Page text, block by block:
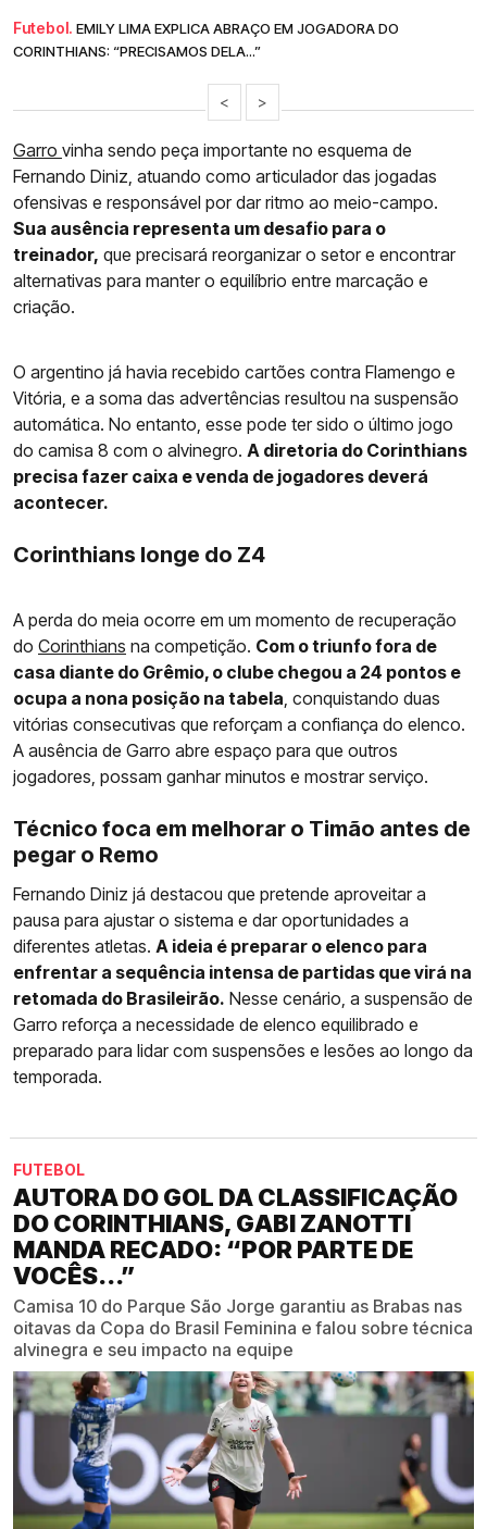
Futebol. EMILY LIMA EXPLICA ABRAÇO EM JOGADORA DO
CORINTHIANS: “PRECISAMOS DELA...”
< >
Garro vinha sendo peça importante no esquema de
Fernando Diniz, atuando como articulador das jogadas
ofensivas e responsável por dar ritmo ao meio-campo.
Sua ausência representa um desafio para o
treinador, que precisará reorganizar o setor e encontrar
alternativas para manter o equilíbrio entre marcação e
criação.
O argentino já havia recebido cartões contra Flamengo e
Vitória, e a soma das advertências resultou na suspensão
automática. No entanto, esse pode ter sido o último jogo
do camisa 8 com o alvinegro. A diretoria do Corinthians
precisa fazer caixa e venda de jogadores deverá
acontecer.
Corinthians longe do Z4
A perda do meia ocorre em um momento de recuperação
do Corinthians na competição. Com o triunfo fora de
casa diante do Grêmio, o clube chegou a 24 pontos e
ocupa a nona posição na tabela , conquistando duas
vitórias consecutivas que reforçam a confiança do elenco.
A ausência de Garro abre espaço para que outros
jogadores, possam ganhar minutos e mostrar serviço.
Técnico foca em melhorar o Timão antes de
pegar o Remo
Fernando Diniz já destacou que pretende aproveitar a
pausa para ajustar o sistema e dar oportunidades a
diferentes atletas. A ideia é preparar o elenco para
enfrentar a sequência intensa de partidas que virá na
retomada do Brasileirão. Nesse cenário, a suspensão de
Garro reforça a necessidade de elenco equilibrado e
preparado para lidar com suspensões e lesões ao longo da
temporada.
FUTEBOL
AUTORA DO GOL DA CLASSIFICAÇÃO
DO CORINTHIANS, GABI ZANOTTI
MANDA RECADO: “POR PARTE DE
VOCÊS...”
Camisa 10 do Parque São Jorge garantiu as Brabas nas
oitavas da Copa do Brasil Feminina e falou sobre técnica
alvinegra e seu impacto na equipe